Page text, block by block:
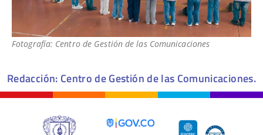
Fotografía: Centro de Gestión de las Comunicaciones
Redacción: Centro de Gestión de las Comunicaciones.